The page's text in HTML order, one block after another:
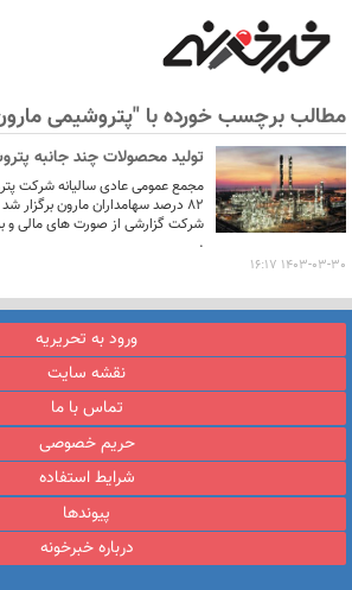
مطالب برچسب خورده با "پتروشیمی
تولید محصولات چند جانبه
مجمع عمومی عادی سالیانه شرکت
۸۲ درصد سهامداران مارون
شرکت گزارشی از صورت های مالی و
.
1403-03-30 16:17
ورود به تحریریه
نقشه سایت
تماس با ما
حریم خصوصی
شرایط استفاده
پیوندها
درباره خبرخونه